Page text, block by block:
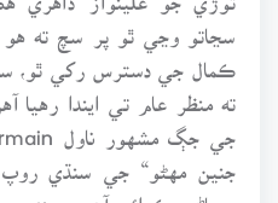
سڃاتو وڃي ٿو پر سچ ته
ڪمال جي دسترس رکي ٿو،
ته منظر عام تي ايندا رهيا
جنين مهڻو“ جي سنڌي
سڃاڻپ ڪرائي آهي، سندس